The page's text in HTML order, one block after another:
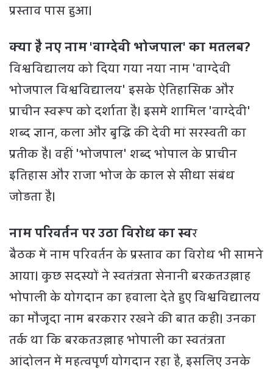
प्रस्ताव पास हुआ।
क्या है नए नाम 'वाग्देवी भोजपाल' का मतलब?
विश्वविद्यालय को दिया गया नया नाम 'वाग्देवी
भोजपाल विश्वविद्यालय' इसके ऐतिहासिक और
प्राचीन स्वरूप को दर्शाता है। इसमें शामिल 'वाग्देवी'
शब्द ज्ञान, कला और बुद्धि की देवी मां सरस्वती का
प्रतीक है। वहीं 'भोजपाल' शब्द भोपाल के प्राचीन
इतिहास और राजा भोज के काल से सीधा संबंध
जोड़ता है।
नाम परिवर्तन पर उठा विरोध का स्वर
बैठक में नाम परिवर्तन के प्रस्ताव का विरोध भी सामने
आया। कुछ सदस्यों ने स्वतंत्रता सेनानी बरकतउल्लाह
भोपाली के योगदान का हवाला देते हुए विश्वविद्यालय
का मौजूदा नाम बरकरार रखने की बात कही। उनका
तर्क था कि बरकतउल्लाह भोपाली का स्वतंत्रता
आंदोलन में महत्वपूर्ण योगदान रहा है, इसलिए उनके